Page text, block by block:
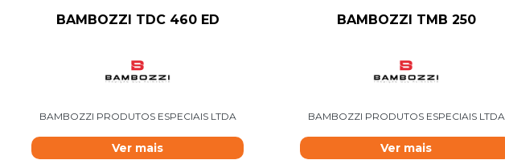
BAMBOZZI TDC 460 ED
BAMBOZZI PRODUTOS ESPECIAIS LTDA
Ver mais
BAMBOZZI TMB 250
BAMBOZZI PRODUTOS ESPECIAIS LTDA
Ver mais